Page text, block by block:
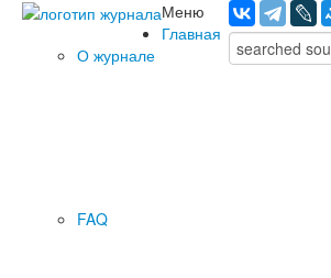
Меню
Главная
О журнале
FAQ